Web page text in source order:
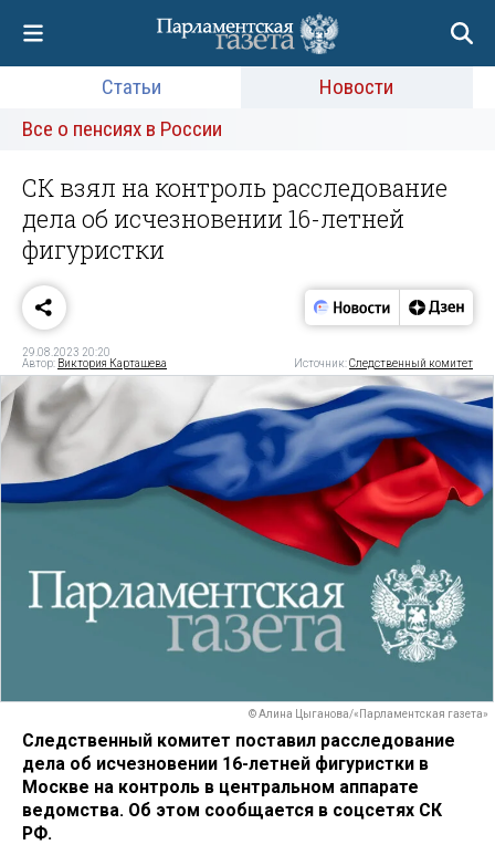
Статьи
Новости
Все о пенсиях в России
СК взял на контроль расследование
дела об исчезновении 16-летней
фигуристки
29.08.2023 20:20
Автор: Виктория Карташева Источник:Следственный комитет
© Алина Цыганова/«Парламентская газета»
Следственный комитет поставил расследование
дела об исчезновении 16-летней фигуристки в
Москве на контроль в центральном аппарате
ведомства. Об этом сообщается в соцсетях СК
РФ.